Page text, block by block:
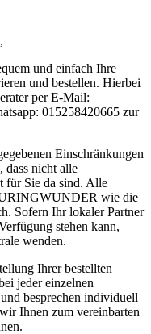
und einfach Ihre
und bestellen. Hierbei
per E-Mail:
015258420665 zur
Einschränkungen
dass nicht alle
Sie da sind. Alle
wie die
Sofern Ihr lokaler Partner
stehen kann,
wenden.
Ihrer bestellten
jeder einzelnen
besprechen individuell
Ihnen zum vereinbarten